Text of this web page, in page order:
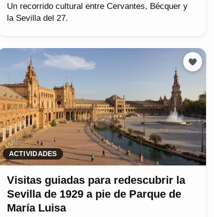
Un recorrido cultural entre Cervantes, Bécquer y
la Sevilla del 27.
ACTIVIDADES
Visitas guiadas para redescubrir la
Sevilla de 1929 a pie de Parque de
María Luisa